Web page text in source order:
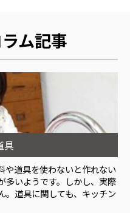
ム記事
具
や道具を使わないと作れない
多いようです。しかし、実際
。道具に関しても、キッチン